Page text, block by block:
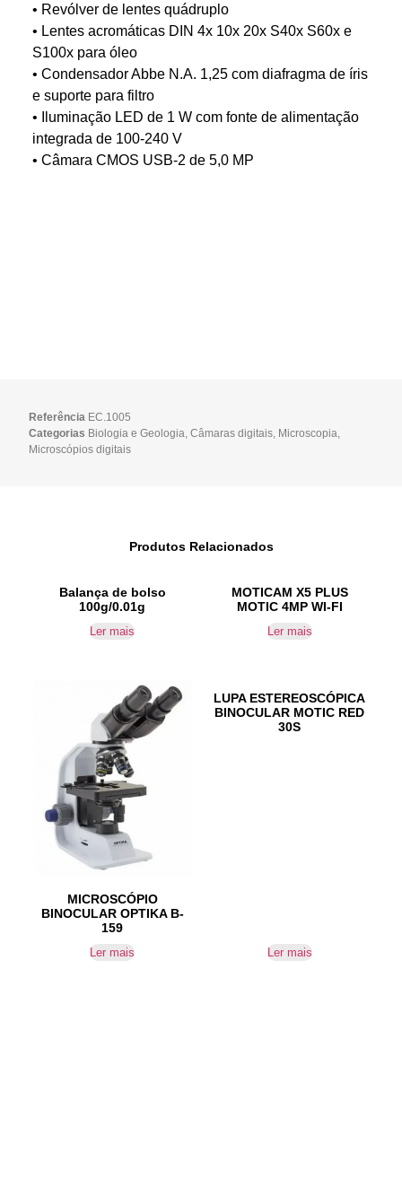
• Revólver de lentes quádruplo
• Lentes acromáticas DIN 4x 10x 20x S40x S60x e
S100x para óleo
• Condensador Abbe N.A. 1,25 com diafragma de íris
e suporte para filtro
• Iluminação LED de 1 W com fonte de alimentação
integrada de 100-240 V
• Câmara CMOS USB-2 de 5,0 MP
Referência EC.1005
Categorias Biologia e Geologia,Câmaras digitais, Microscopia,
Microscópios digitais
Produtos Relacionados
Balança de bolso
100g/0.01g
Ler mais
MOTICAM X5 PLUS
MOTIC 4MP WI-FI
Ler mais
MICROSCÓPIO
BINOCULAR OPTIKA B-
159
Ler mais
LUPA ESTEREOSCÓPICA
BINOCULAR MOTIC RED
30S
Ler mais